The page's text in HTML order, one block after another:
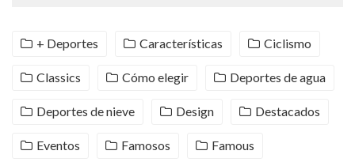
+ Deportes Características Ciclismo
Classics Cómo elegir Deportes de agua
Deportes de nieve Design Destacados
Eventos Famosos Famous